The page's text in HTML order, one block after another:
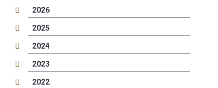
2026
2025
2024
2023
2022